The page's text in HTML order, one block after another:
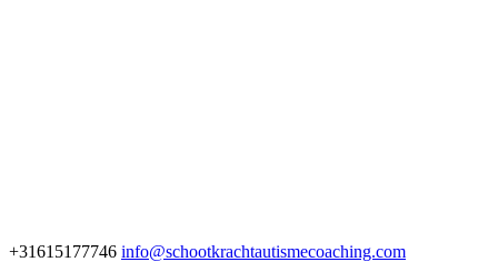
+31615177746 info@schootkrachtautismecoaching.com